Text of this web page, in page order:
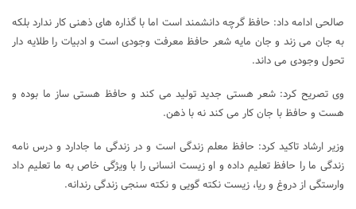
صالحی ادامه داد: حافظ گرچه دانشمند است اما با گذاره های ذهنی کار ندارد بلکه
به جان می زند و جان مایه شعر حافظ معرفت وجودی است و ادبیات را طلایه دار
تحول وجودی می داند.
وی تصریح کرد: شعر هستی جدید تولید می کند و حافظ هستی ساز ما بوده و
هست و حافظ با جان کار می کند نه با ذهن.
وزیر ارشاد تاکید کرد: حافظ معلم زندگی است و در زندگی ما جادارد و درس نامه
زندگی ما را حافظ تعلیم داده و او زیست انسانی را با ویژگی خاص به ما تعلیم داد
وارستگی از دروغ و ریا، زیست نکته گویی و نکته سنجی زندگی رندانه.